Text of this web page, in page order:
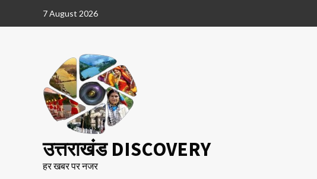
7 August 2026
उत्तराखंड DISCOVERY
हर खबर पर नजर